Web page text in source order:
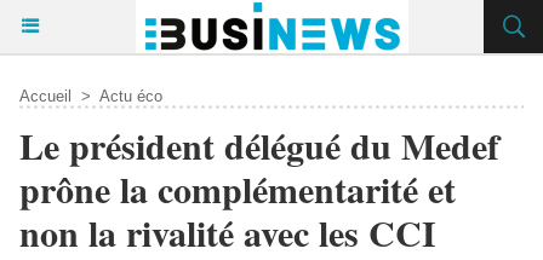
Accueil > Actu éco
Le président délégué du Medef
prône la complémentarité et
non la rivalité avec les CCI